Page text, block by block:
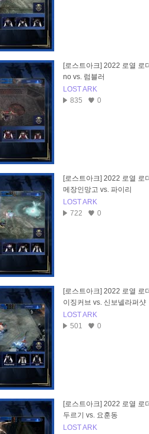
[로스트아크] 2022 로열 로
no vs. 럼블러
LOST ARK
835
0
[로스트아크] 2022 로열 로
메장인망고 vs. 파이리
LOST ARK
722
0
[로스트아크] 2022 로열 로
이징커브 vs. 신보넬라퍼샷
LOST ARK
501
0
[로스트아크] 2022 로열 로
두르기 vs. 요훈동
LOST ARK